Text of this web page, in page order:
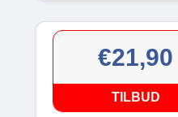
€21,90
TILBUD